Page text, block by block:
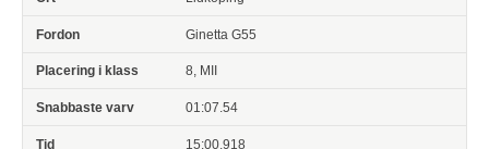
Ginetta G55
8, MII
01:07.54
15:00.918